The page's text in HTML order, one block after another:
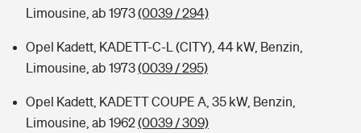
Limousine, ab 1973(0039 / 294)
Opel Kadett, KADETT-C-L (CITY), 44 kW, Benzin,
Limousine, ab 1973(0039 / 295)
Opel Kadett, KADETT COUPE A, 35 kW, Benzin,
Limousine, ab 1962(0039 / 309)